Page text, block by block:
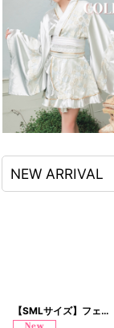
NEW ARRIVAL
【SMLサイズ】フェアリー ブルーム フリル セットアップ ミニドレス キャバドレス